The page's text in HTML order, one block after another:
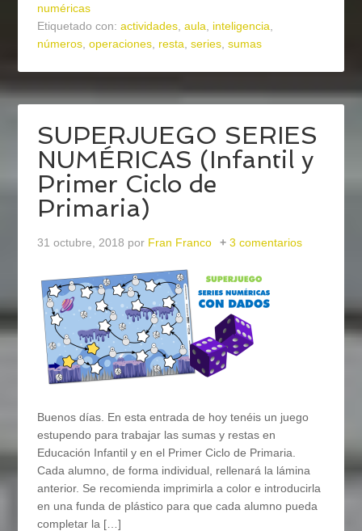
numéricas
Etiquetado con:actividades ,aula inteligencia
números ,operaciones resta ,series ,sumas
SUPERJUEGO SERIES
NUMÉRICAS (Infantil y
Primer Ciclo de
Primaria)
31 octubre, 2018 por Fran Franco 3 comentarios
Buenos días. En esta entrada de hoy tenéis un juego
estupendo para trabajar las sumas y restas en
Educación Infantil y en el Primer Ciclo de Primaria.
Cada alumno, de forma individual, rellenará la lámina
anterior. Se recomienda imprimirla a color e introducirla
en una funda de plástico para que cada alumno pueda
completar la […]